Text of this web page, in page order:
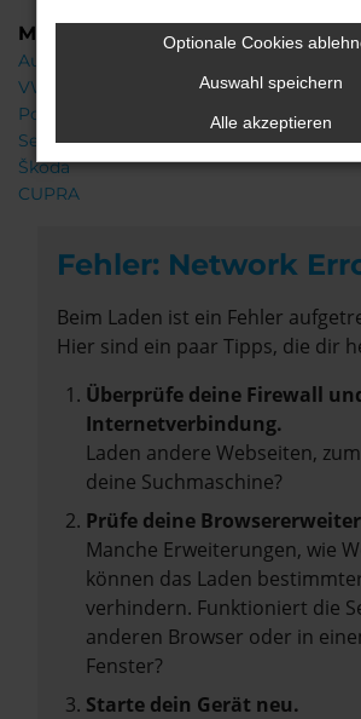
Marken
Audi
VW
Porsche
Seat
Škoda
CUPRA
Fehler: Network
Beim Laden ist ein Fehler
Hier sind ein paar Tipps, die dir
Überprüfe deine Firewall
Internetverbindung.
Laden andere Webseiten,
deine Suchmaschine?
Prüfe deine
Manche Erweiterungen, wie
können das Laden
verhindern. Funktioniert die
anderen Browser oder in
Fenster?
Starte dein Gerät neu.
Optionale Cookies
Auswahl speichern
Alle akzeptieren